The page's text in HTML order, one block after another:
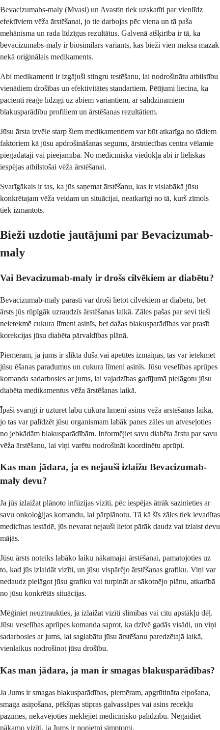
Bevacizumabs-maly (Mvasi) un Avastin tiek uzskatīti par vienlīdz
efektīviem vēža ārstēšanai, jo tie darbojas pēc viena un tā paša
mehānisma un rada līdzīgus rezultātus. Galvenā atšķirība ir tā, ka
bevacizumabs-maly ir biosimilārs variants, kas bieži vien maksā mazāk
nekā oriģinālais medikaments.
Abi medikamenti ir izgājuši stingru testēšanu, lai nodrošinātu atbilstību
vienādiem drošības un efektivitātes standartiem. Pētījumi liecina, ka
pacienti reaģē līdzīgi uz abiem variantiem, ar salīdzināmiem
blakusparādību profiliem un ārstēšanas rezultātiem.
Jūsu ārsta izvēle starp šiem medikamentiem var būt atkarīga no tādiem
faktoriem kā jūsu apdrošināšanas segums, ārstniecības centra vēlamie
piegādātāji vai pieejamība. No medicīniskā viedokļa abi ir lieliskas
iespējas atbilstošai vēža ārstēšanai.
Svarīgākais ir tas, ka jūs saņemat ārstēšanu, kas ir vislabākā jūsu
konkrētajam vēža veidam un situācijai, neatkarīgi no tā, kurš zīmols
tiek izmantots.
Bieži uzdotie jautājumi par Bevacizumab-
maly
Vai Bevacizumab-maly ir drošs cilvēkiem ar diabētu?
Bevacizumab-maly parasti var droši lietot cilvēkiem ar diabētu, bet
ārsts jūs rūpīgāk uzraudzīs ārstēšanas laikā. Zāles pašas par sevi tieši
neietekmē cukura līmeni asinīs, bet dažas blakusparādības var prasīt
korekcijas jūsu diabēta pārvaldības plānā.
Piemēram, ja jums ir slikta dūša vai apetītes izmaiņas, tas var ietekmēt
jūsu ēšanas paradumus un cukura līmeni asinīs. Jūsu veselības aprūpes
komanda sadarbosies ar jums, lai vajadzības gadījumā pielāgotu jūsu
diabēta medikamentus vēža ārstēšanas laikā.
Īpaši svarīgi ir uzturēt labu cukura līmeni asinīs vēža ārstēšanas laikā,
jo tas var palīdzēt jūsu organismam labāk panes zāles un atveseļoties
no jebkādām blakusparādībām. Informējiet savu diabēta ārstu par savu
vēža ārstēšanu, lai viņi varētu nodrošināt koordinētu aprūpi.
Kas man jādara, ja es nejauši izlaižu Bevacizumab-
maly devu?
Ja jūs izlaižat plānoto infūzijas vizīti, pēc iespējas ātrāk sazinieties ar
savu onkoloģijas komandu, lai pārplānotu. Tā kā šīs zāles tiek ievadītas
medicīnas iestādē, jūs nevarat nejauši lietot pārāk daudz vai izlaist devu
mājās.
Jūsu ārsts noteiks labāko laiku nākamajai ārstēšanai, pamatojoties uz
to, kad jūs izlaidāt vizīti, un jūsu vispārējo ārstēšanas grafiku. Viņi var
nedaudz pielāgot jūsu grafiku vai turpināt ar sākotnējo plānu, atkarībā
no jūsu konkrētās situācijas.
Mēģiniet neuztraukties, ja izlaižat vizīti slimības vai citu apstākļu dēļ.
Jūsu veselības aprūpes komanda saprot, ka dzīvē gadās visādi, un viņi
sadarbosies ar jums, lai saglabātu jūsu ārstēšanu paredzētajā laikā,
vienlaikus nodrošinot jūsu drošību.
Kas man jādara, ja man ir smagas blakusparādības?
Ja Jums ir smagas blakusparādības, piemēram, apgrūtināta elpošana,
smaga asiņošana, pēkšņas stipras galvassāpes vai asins recekļu
pazīmes, nekavējoties meklējiet medicīnisko palīdzību. Negaidiet
nākamo vizīti, ja Jums ir nopietni simptomi.